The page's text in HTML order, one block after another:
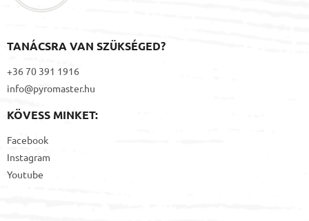
TANÁCSRA VAN SZÜKSÉGED?
+36 70 391 1916
info@pyromaster.hu
KÖVESS MINKET:
Facebook
Instagram
Youtube